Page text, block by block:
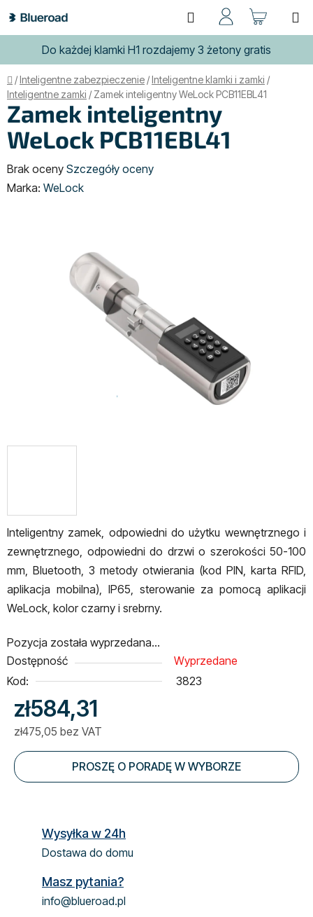
do
treści
Do każdej klamki H1 rozdajemy 3 żetony gratis
Szukaj
Home
/Inteligentne zabezpieczenie /Inteligentne klamki i zamki /
Inteligentne zamki / Zamek inteligentny WeLock PCB11EBL41
Inteligentny zamek, odpowiedni do użytku wewnętrznego i
zewnętrznego, odpowiedni do drzwi o szerokości 50-100
mm, Bluetooth, 3 metody otwierania (kod PIN, karta RFID,
aplikacja mobilna), IP65, sterowanie za pomocą aplikacji
WeLock, kolor czarny i srebrny.
Pozycja została wyprzedana…
Dostępność
Wyprzedane
Kod:
3823
zł584,31
zł475,05 bez VAT
Cena jednostkowa:
PROSZĘ O PORADĘ W WYBORZE
Zamek inteligentny
WeLock PCB11EBL41
Średnia
ocena
Brak oceny Szczegóły oceny
Marka: WeLock
Wysyłka w 24h
Dostawa do domu
Masz pytania?
info@blueroad.pl